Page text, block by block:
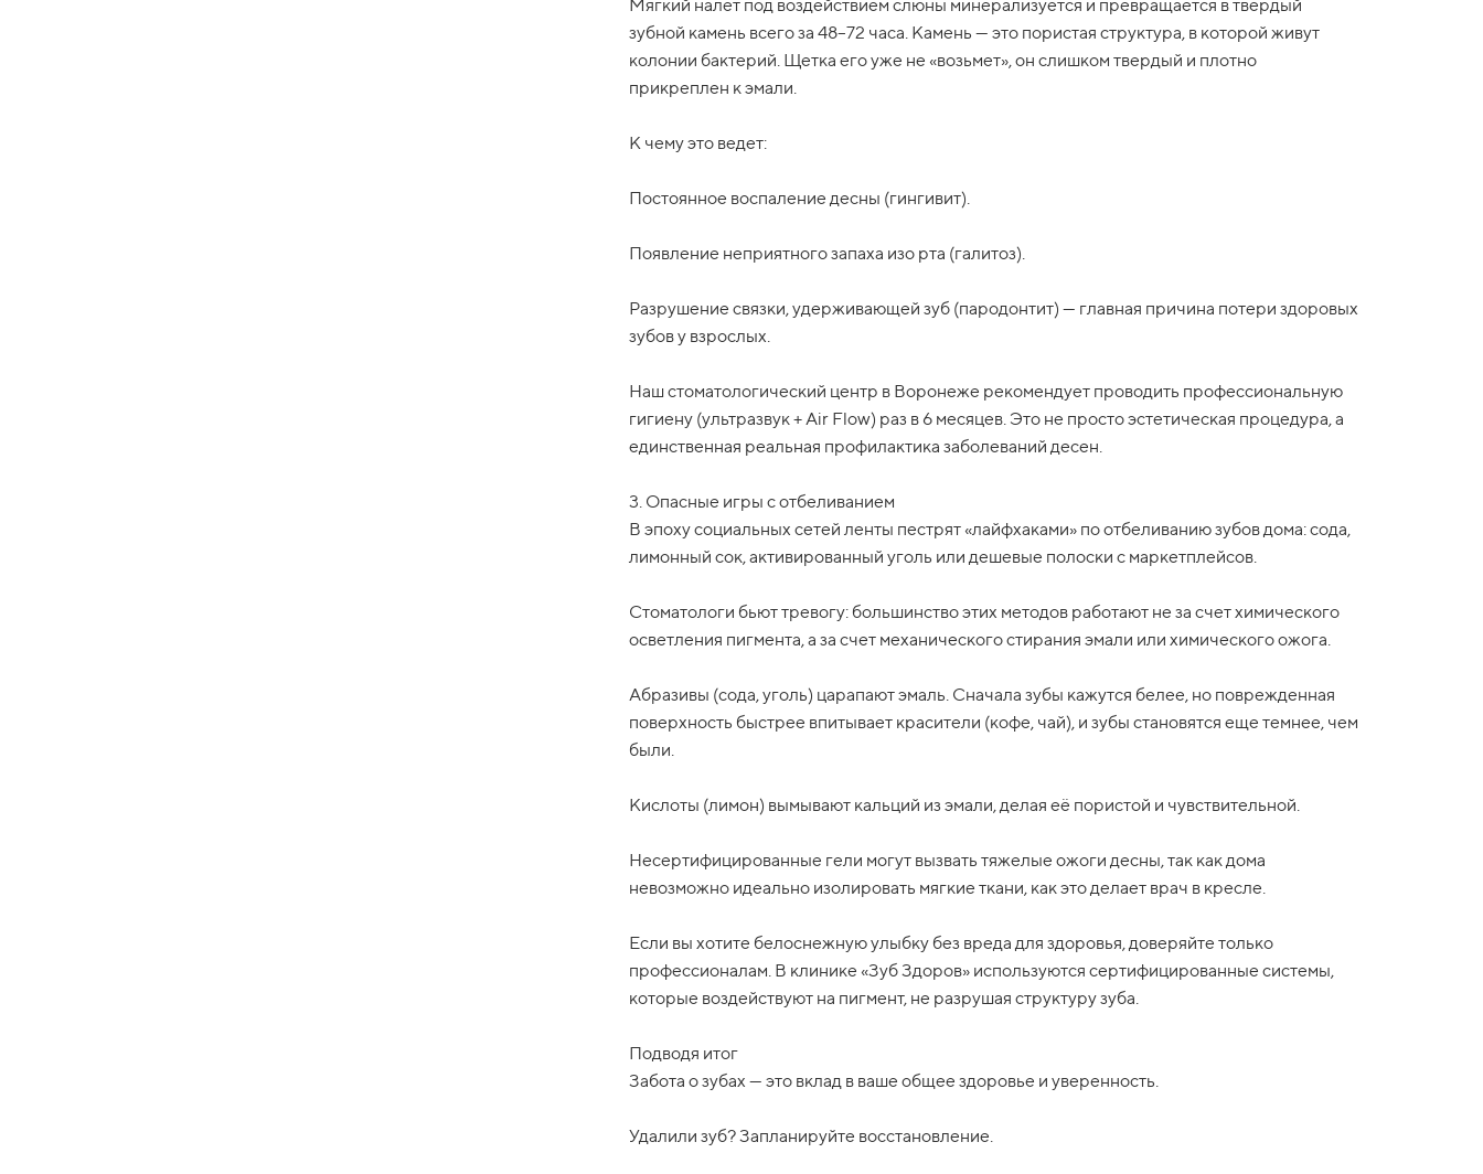
Мягкий налет под воздействием слюны минерализуется и превращается в твердый
зубной камень всего за 48–72 часа. Камень — это пористая структура, в которой живут
колонии бактерий. Щетка его уже не «возьмет», он слишком твердый и плотно
прикреплен к эмали.
К чему это ведет:
Постоянное воспаление десны (гингивит).
Появление неприятного запаха изо рта (галитоз).
Разрушение связки, удерживающей зуб (пародонтит) — главная причина потери здоровых
зубов у взрослых.
Наш стоматологический центр в Воронеже рекомендует проводить профессиональную
гигиену (ультразвук + Air Flow) раз в 6 месяцев. Это не просто эстетическая процедура, а
единственная реальная профилактика заболеваний десен.
3. Опасные игры с отбеливанием
В эпоху социальных сетей ленты пестрят «лайфхаками» по отбеливанию зубов дома: сода,
лимонный сок, активированный уголь или дешевые полоски с маркетплейсов.
Стоматологи бьют тревогу: большинство этих методов работают не за счет химического
осветления пигмента, а за счет механического стирания эмали или химического ожога.
Абразивы (сода, уголь) царапают эмаль. Сначала зубы кажутся белее, но поврежденная
поверхность быстрее впитывает красители (кофе, чай), и зубы становятся еще темнее, чем
были.
Кислоты (лимон) вымывают кальций из эмали, делая её пористой и чувствительной.
Несертифицированные гели могут вызвать тяжелые ожоги десны, так как дома
невозможно идеально изолировать мягкие ткани, как это делает врач в кресле.
Если вы хотите белоснежную улыбку без вреда для здоровья, доверяйте только
профессионалам. В клинике «Зуб Здоров» используются сертифицированные системы,
которые воздействуют на пигмент, не разрушая структуру зуба.
Подводя итог
Забота о зубах — это вклад в ваше общее здоровье и уверенность.
Удалили зуб? Запланируйте восстановление.